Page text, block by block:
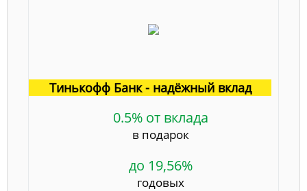
Тинькофф Банк - надёжный вклад
0.5% от вклада
в подарок
до 19,56%
годовых